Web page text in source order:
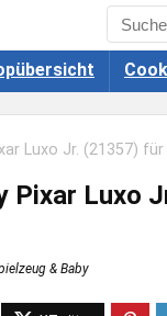
Luxo Jr. (21357)
Pixar
& Baby